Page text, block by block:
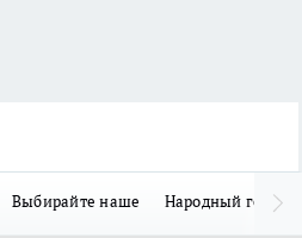
Выбирайте наше Народный герой